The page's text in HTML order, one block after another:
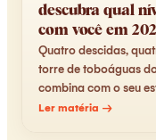
descubra qual
com você em
Quatro descidas,
torre de toboáguas
combina com o seu
diversão em dupla.
Ler matéria →